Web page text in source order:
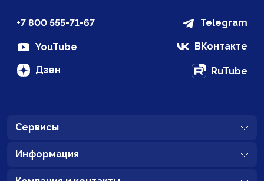
+7 800 555-71-67 Telegram
YouTube ВКонтакте
Дзен RuTube
Сервисы
Информация